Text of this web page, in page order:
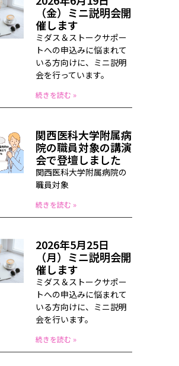
（金）ミニ説明会開
催します
ミダス＆ストークサポー
トへの申込みに悩まれて
いる方向けに、ミニ説明
会を行っています。
続きを読む »
関西医科大学附属病
院の職員対象の講演
会で登壇しました
関西医科大学附属病院の
職員対象
続きを読む »
2026年5月25日
（月）ミニ説明会開
催します
ミダス＆ストークサポー
トへの申込みに悩まれて
いる方向けに、ミニ説明
会を行います。
続きを読む »